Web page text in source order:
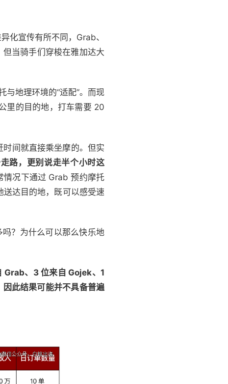
化宣传有所不同，Grab、
当骑手们穿梭在雅加达大
地理环境的“适配”。而现
里的目的地，打车需要 20
间就直接乘坐摩的。但实
路，更别说走半个小时这
情况下通过 Grab 预约摩托
达目的地，既可以感受速
？为什么可以那么快乐地
Grab、3 位来自 Gojek、1
此结果可能并不具备普遍